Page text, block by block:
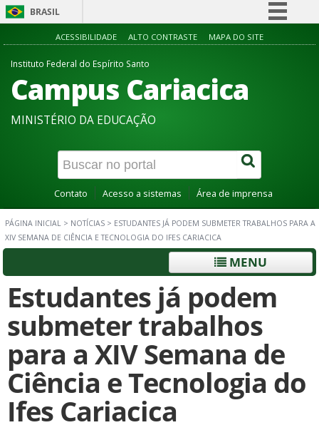
BRASIL
Simplifique!
Participe
Acesso à informação
Canais
ACESSIBILIDADE ALTO CONTRASTE MAPA DO SITE
Instituto Federal do Espírito Santo
Campus Cariacica
MINISTÉRIO DA EDUCAÇÃO
Contato Acesso a sistemas Área de imprensa
PÁGINA INICIAL > NOTÍCIAS > ESTUDANTES JÁ PODEM SUBMETER TRABALHOS PARA A
XIV SEMANA DE CIÊNCIA E TECNOLOGIA DO IFES CARIACICA
MENU
Estudantes já podem
submeter trabalhos
para a XIV Semana de
Ciência e Tecnologia do
Ifes Cariacica